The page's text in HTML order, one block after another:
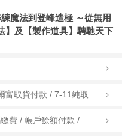
魔法到登峰造極 ～從無用
】及【製作道具】騁馳天下
費 / 帳戶餘額付款 /